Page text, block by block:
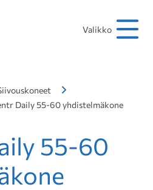
Valikko
Daily 55-60 yhdistelmäkone
55-60